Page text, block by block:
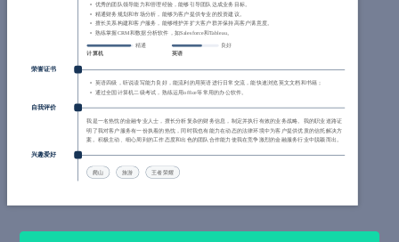
优秀的团队领导能力和管理经验，能够引导团队达成业务目标。
精通财务规划和市场分析，能够为客户提供专业的投资建议。
擅长关系构建和客户服务，能够维护并扩大客户群并保持高客户满意度。
熟练掌握CRM和数据分析软件，如Salesforce和Tableau。
计算机
精通
英语
良好
荣誉证书
英语四级，听说读写能力良好，能流利的用英语进行日常交流，能快速浏览英文文档和书籍；
通过全国计算机二级考试，熟练运用office等常用的办公软件。
自我评价
我是一名热忱的金融专业人士，擅长分析复杂的财务信息，制定并执行有效的业务战略。我的职业道路证
明了我对客户服务有一份执着的热忱，同时我也有能力在动态的法律环境中为客户提供优质的信托解决方
案。积极主动、细心周到的工作态度和出色的团队合作能力使我在竞争激烈的金融服务行业中脱颖而出。
兴趣爱好
爬山 旅游 王者荣耀